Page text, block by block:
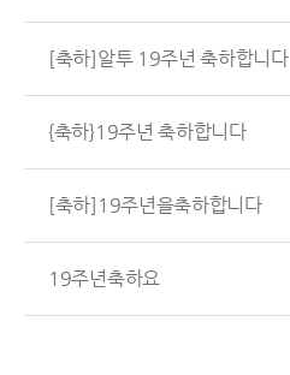
[축하]알투 19주년 축하합니다
{축하}19주년 축하합니다
[축하]19주년을축하합니다
19주년축하요